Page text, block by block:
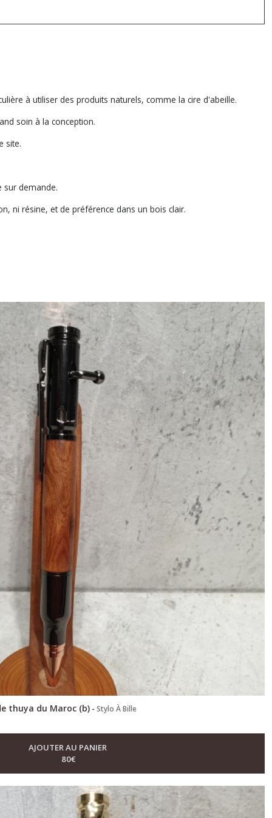
à utiliser des produits naturels, comme la cire d'abeille.
soin à la conception.
site.
sur demande.
ni résine, et de préférence dans un bois clair.
thuya du Maroc (b) -Stylo À Bille
AJOUTER AU PANIER
80€